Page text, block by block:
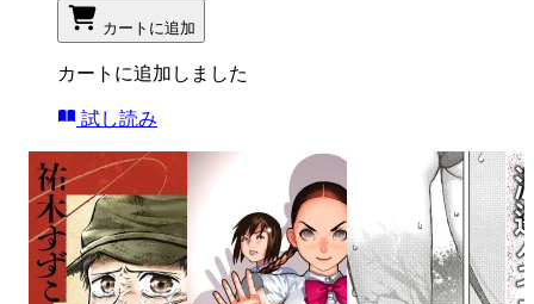
カートに追加
カートに追加しました
試し読み